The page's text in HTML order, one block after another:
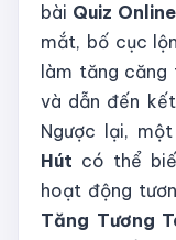
bài Quiz Online
mắt, bố cục
làm tăng căng
và dẫn đến
Ngược lại,
Hút có thể
hoạt động
Tăng Tương